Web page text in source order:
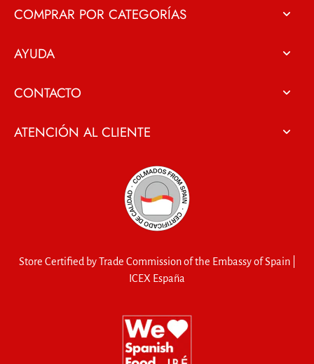
COMPRAR POR CATEGORÍAS
AYUDA
CONTACTO
ATENCIÓN AL CLIENTE
Store Certified by Trade Commission of the Embassy of Spain |
ICEX España